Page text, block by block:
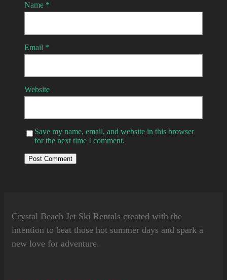
Name *
Email *
Website
Save my name, email, and website in this browser
for the next time I comment.
Crystal Beach Jet Ski Rentals created with the
intention to beat those hot summer days and spark a
new love for adventure.